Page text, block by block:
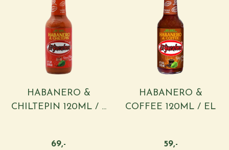
HABANERO &
CHILTEPIN 120ML / ...
69,-
HABANERO &
COFFEE 120ML / EL
59,-